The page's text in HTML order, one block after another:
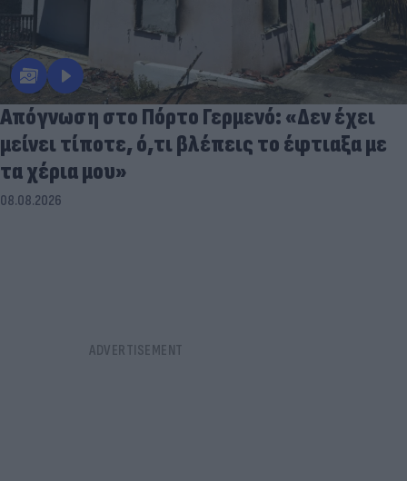
Απόγνωση στο Πόρτο Γερμενό: «Δεν έχει
μείνει τίποτε, ό,τι βλέπεις το έφτιαξα με
τα χέρια μου»
08.08.2026